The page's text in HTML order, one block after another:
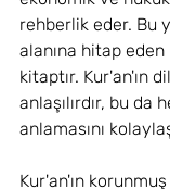
rehberlik eder. Bu
alanına hitap eden
kitaptır. Kur'an'ın
anlaşılırdır, bu da
anlamasını
Kur'an'ın